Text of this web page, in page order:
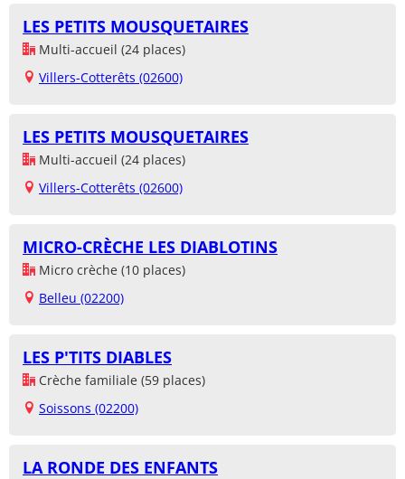
LES PETITS MOUSQUETAIRES
Multi-accueil (24 places)
Villers-Cotterêts (02600)
LES PETITS MOUSQUETAIRES
Multi-accueil (24 places)
Villers-Cotterêts (02600)
MICRO-CRÈCHE LES DIABLOTINS
Micro crèche (10 places)
Belleu (02200)
LES P'TITS DIABLES
Crèche familiale (59 places)
Soissons (02200)
LA RONDE DES ENFANTS